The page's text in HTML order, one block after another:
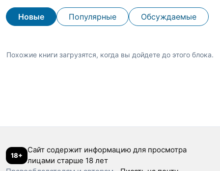
Новые Популярные Обсуждаемые
Похожие книги загрузятся, когда вы дойдете до этого блока.
18+
Сайт содержит информацию для просмотра
лицами старше 18 лет